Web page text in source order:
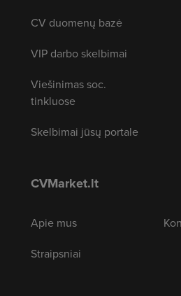
CV duomenų bazė
VIP darbo skelbimai
Viešinimas soc.
tinkluose
Skelbimai jūsų portale
CVMarket.lt
Apie mus
Straipsniai